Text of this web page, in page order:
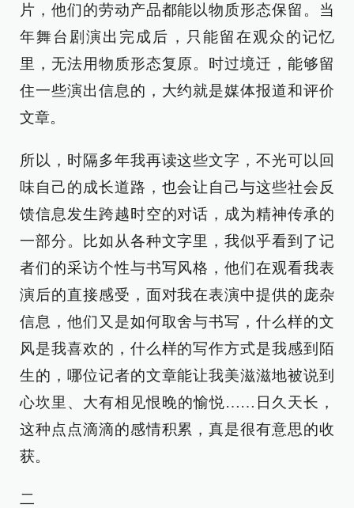
片，他们的劳动产品都能以物质形态保留。当
年舞台剧演出完成后，只能留在观众的记忆
里，无法用物质形态复原。时过境迁，能够留
住一些演出信息的，大约就是媒体报道和评价
文章。
所以，时隔多年我再读这些文字，不光可以回
味自己的成长道路，也会让自己与这些社会反
馈信息发生跨越时空的对话，成为精神传承的
一部分。比如从各种文字里，我似乎看到了记
者们的采访个性与书写风格，他们在观看我表
演后的直接感受，面对我在表演中提供的庞杂
信息，他们又是如何取舍与书写，什么样的文
风是我喜欢的，什么样的写作方式是我感到陌
生的，哪位记者的文章能让我美滋滋地被说到
心坎里、大有相见恨晚的愉悦……日久天长，
这种点点滴滴的感情积累，真是很有意思的收
获。
二